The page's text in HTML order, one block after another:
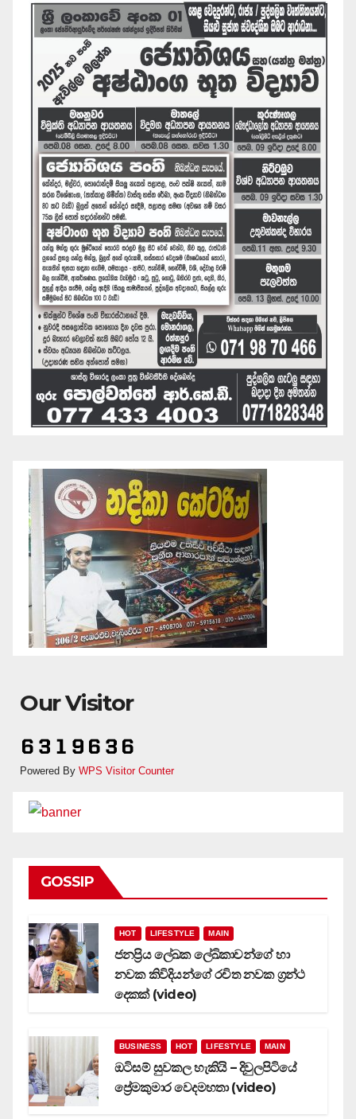
Our Visitor
Powered By WPS Visitor Counter
GOSSIP
HOT LIFESTYLE MAIN
ජනප්‍රිය ලේඛක ලේඛිකාවන්ගේ හා
නවක කිවිදියන්ගේ රචිත නවක ග්‍රන්ථ
දෙකක් (video)
BUSINESS HOT LIFESTYLE MAIN
ඔටිසම් සුවකල හැකියි – දිවුලපිටියේ
ප්‍රේමකුමාර වෙදමහතා (video)